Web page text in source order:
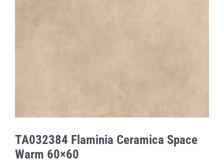
TA032384 Flaminia Ceramica Space
Warm 60×60